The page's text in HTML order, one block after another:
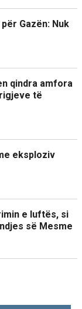
Gazën: Nuk
qindra amfora
të
eksploziv
e luftës, si
së Mesme